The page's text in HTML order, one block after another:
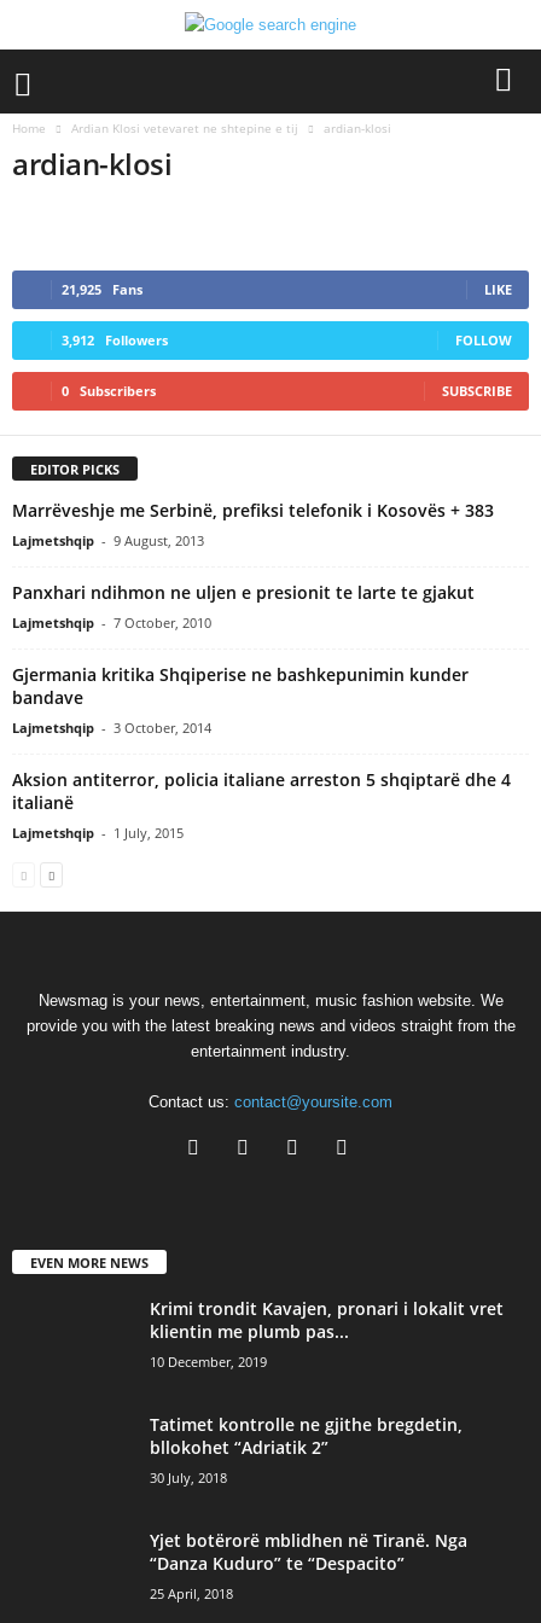
Home Ardian Klosi vetevaret ne shtepine e tij ardian-klosi
ardian-klosi
21,925 Fans LIKE
3,912 Followers FOLLOW
0 Subscribers SUBSCRIBE
EDITOR PICKS
Marrëveshje me Serbinë, prefiksi telefonik i Kosovës + 383
Lajmetshqip - 9 August, 2013
Panxhari ndihmon ne uljen e presionit te larte te gjakut
Lajmetshqip - 7 October, 2010
Gjermania kritika Shqiperise ne bashkepunimin kunder
bandave
Lajmetshqip - 3 October, 2014
Aksion antiterror, policia italiane arreston 5 shqiptarë dhe 4
italianë
Lajmetshqip - 1 July, 2015
Newsmag is your news, entertainment, music fashion website. We
provide you with the latest breaking news and videos straight from the
entertainment industry.
Contact us: contact@yoursite.com
EVEN MORE NEWS
Krimi trondit Kavajen, pronari i lokalit vret
klientin me plumb pas...
10 December, 2019
Tatimet kontrolle ne gjithe bregdetin,
bllokohet “Adriatik 2”
30 July, 2018
Yjet botërorë mblidhen në Tiranë. Nga
“Danza Kuduro” te “Despacito”
25 April, 2018